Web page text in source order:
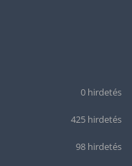
0 hirdetés
425 hirdetés
98 hirdetés